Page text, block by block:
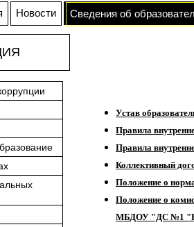
Новости Сведения об
Устав
Правила
Правила
Коллективный
Положение о
Положение о
МБДОУ "ДС №1